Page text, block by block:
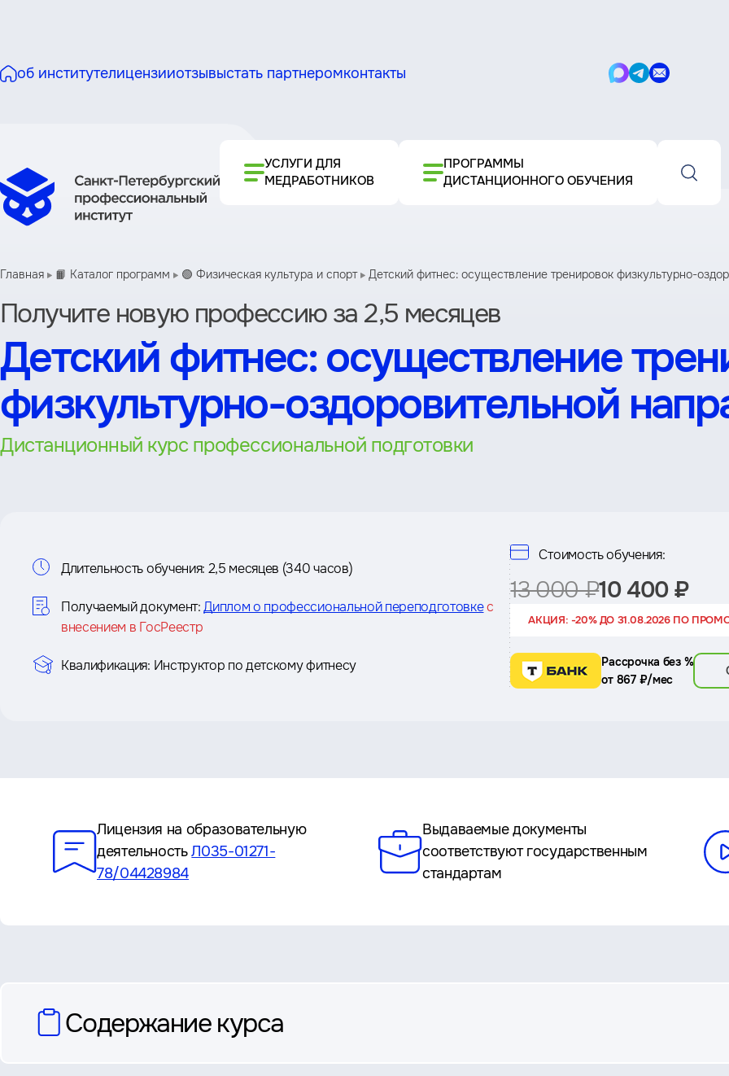
об институтелицензииотзывыстать партнеромконтакты
Написать
Написать
Написать
УСЛУГИ ДЛЯ
МЕДРАБОТНИКОВ
ПРОГРАММЫ
ДИСТАНЦИОННОГО ОБУЧЕНИЯ
Главная 📙 Каталог программ 🟢 Физическая культура и спорт Детский фитнес: осуществление тренировок физкультурно-
Получите новую профессию за 2,5 месяцев
Детский фитнес: осуществление
физкультурно-оздоровительной
Дистанционный курс профессиональной подготовки
Информация
о
курсе
Длительность обучения: 2,5 месяцев (340 часов)
Получаемый документ: Диплом о профессиональной переподготовкес
внесением в ГосРеестр
Квалификация: Инструктор по детскому фитнесу
Стоимость обучения:
13 000 ₽10 400 ₽
АКЦИЯ: -20% ДО 31.08.2026 ПО
Рассрочка без %
от 867 ₽/мес
Лицензия на образовательную
деятельностьЛ035-01271-
78/04428984
Выдаваемые документы
соответствуют государственным
стандартам
вопросы
Содержание курса